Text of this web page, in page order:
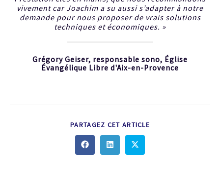
vivement car Joachim a su aussi s’adapter à notre
demande pour nous proposer de vrais solutions
techniques et économiques. »
Grégory Geiser, responsable sono, Église
Évangélique Libre d'Aix-en-Provence
PARTAGEZ CET ARTICLE